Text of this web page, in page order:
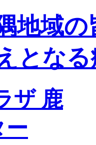
地域
とな